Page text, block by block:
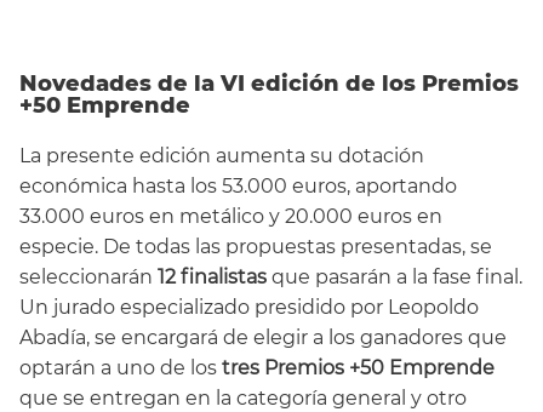
Novedades de la VI edición de los Premios
+50 Emprende
La presente edición aumenta su dotación
económica hasta los 53.000 euros, aportando
33.000 euros en metálico y 20.000 euros en
especie. De todas las propuestas presentadas, se
seleccionarán 12 finalistas que pasarán a la fase final.
Un jurado especializado presidido por Leopoldo
Abadía, se encargará de elegir a los ganadores que
optarán a uno de los tres Premios +50 Emprende
que se entregan en la categoría general y otro